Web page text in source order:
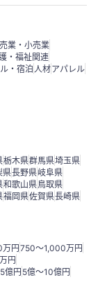
業・小売業
・福祉関連
・宿泊 人材アパレル
栃木県群馬県埼玉県
県長野県岐阜県
和歌山県鳥取県
福岡県佐賀県長崎県
円750〜1,000万円
円
億円 5億～10億円